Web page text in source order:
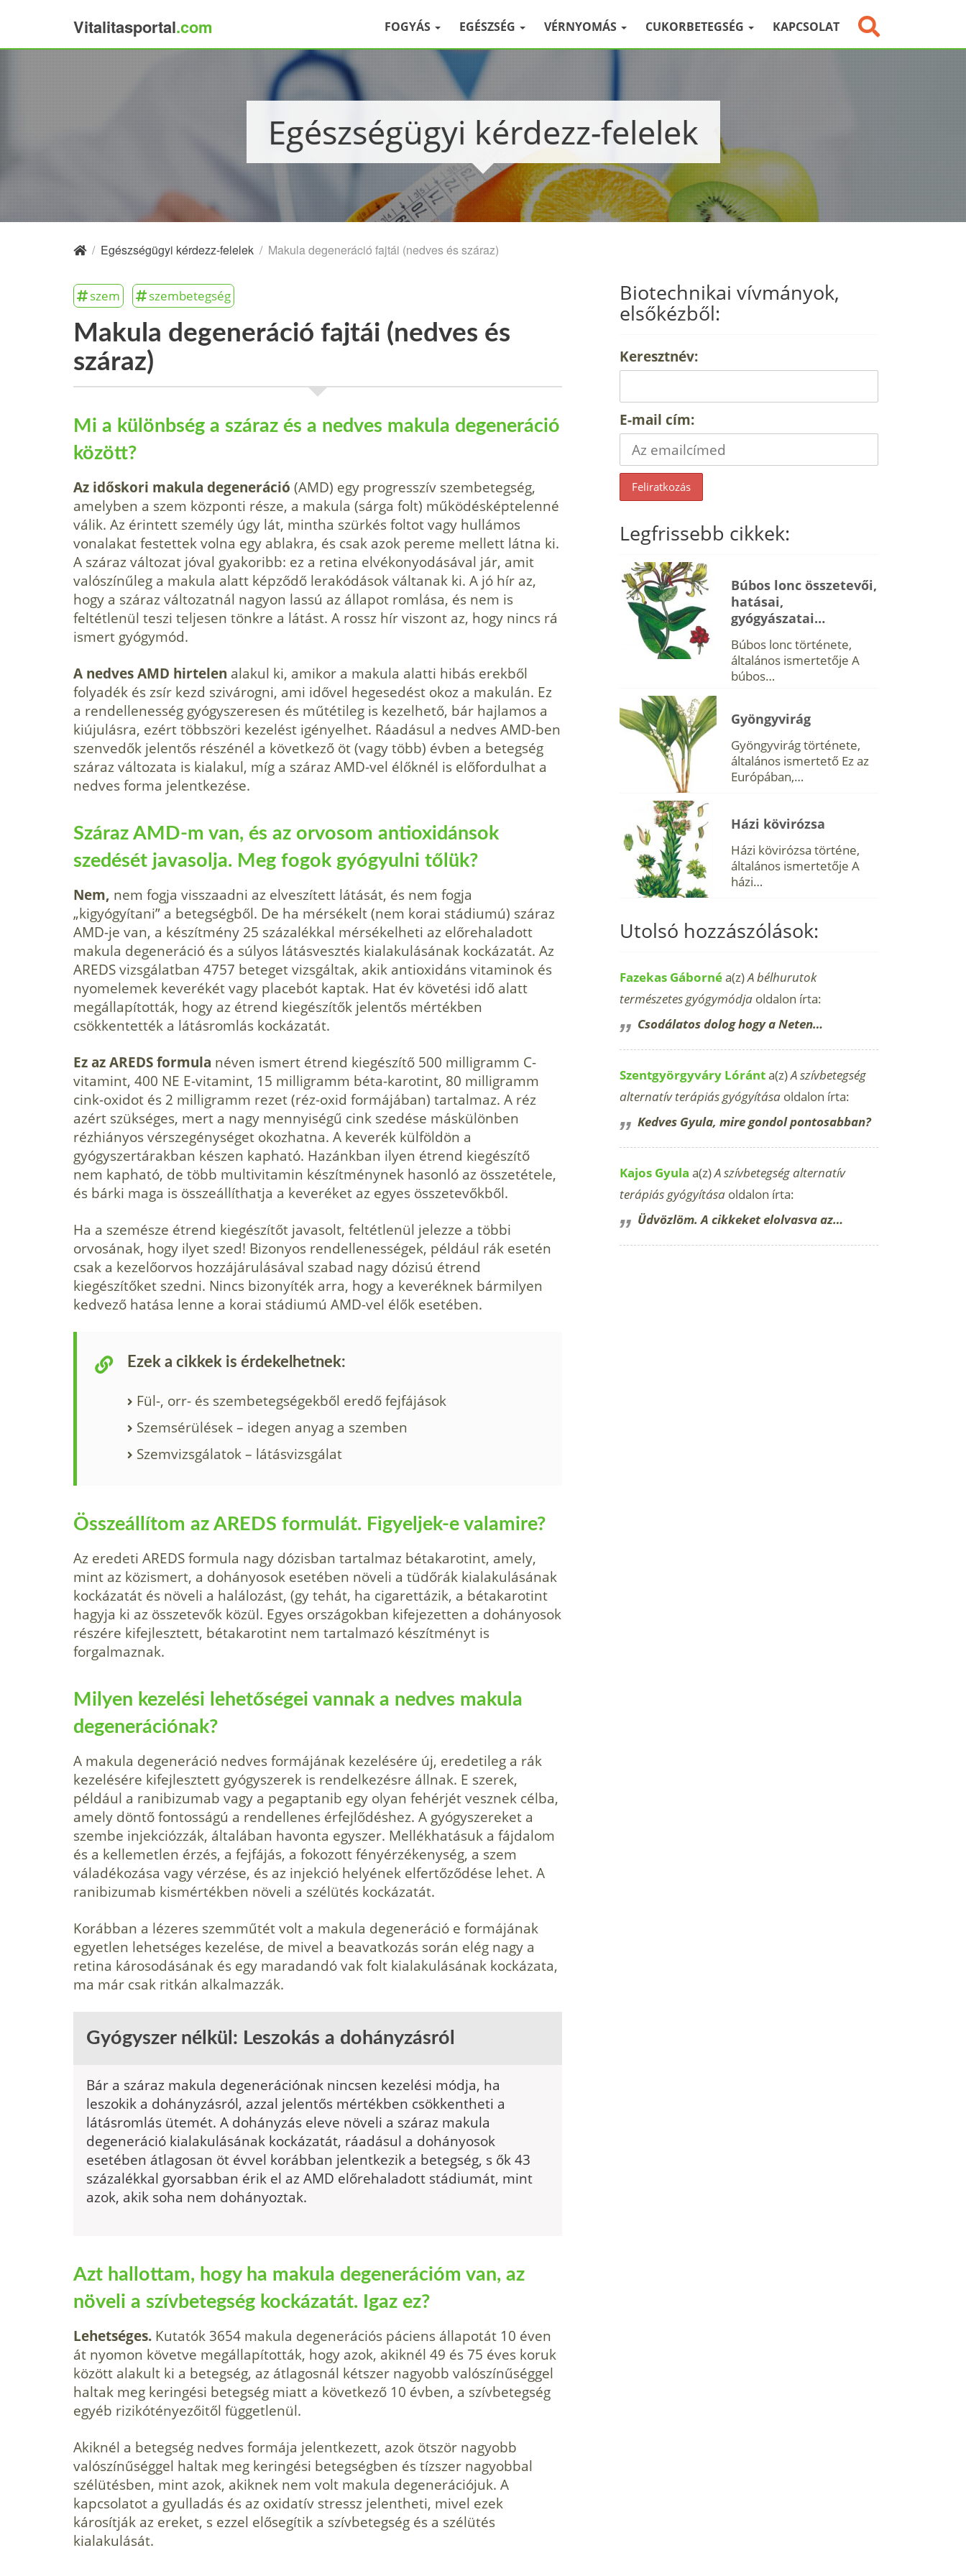
Vitalitasportal.com FOGYÁS EGÉSZSÉG VÉRNYOMÁS CUKORBETEGSÉG KAPCSOLAT
Egészségügyi kérdezz-felelek
/ Egészségügyi kérdezz-felelek / Makula degeneráció fajtái (nedves és száraz)
szem szembetegség
Makula degeneráció fajtái (nedves és
száraz)
Mi a különbség a száraz és a nedves makula degeneráció
között?
Az időskori makula degeneráció (AMD) egy progresszív szembetegség,
amelyben a szem központi része, a makula (sárga folt) működésképtelenné
válik. Az érintett személy úgy lát, mintha szürkés foltot vagy hullámos
vonalakat festettek volna egy ablakra, és csak azok pereme mellett látna ki.
A száraz változat jóval gyakoribb: ez a retina elvékonyodásával jár, amit
valószínűleg a makula alatt képződő lerakódások váltanak ki. A jó hír az,
hogy a száraz változatnál nagyon lassú az állapot romlása, és nem is
feltétlenül teszi teljesen tönkre a látást. A rossz hír viszont az, hogy nincs rá
ismert gyógymód.
A nedves AMD hirtelen alakul ki, amikor a makula alatti hibás erekből
folyadék és zsír kezd szivárogni, ami idővel hegesedést okoz a makulán. Ez
a rendellenesség gyógyszeresen és műtétileg is kezelhető, bár hajlamos a
kiújulásra, ezért többszöri kezelést igényelhet. Ráadásul a nedves AMD-ben
szenvedők jelentős részénél a következő öt (vagy több) évben a betegség
száraz változata is kialakul, míg a száraz AMD-vel élőknél is előfordulhat a
nedves forma jelentkezése.
Száraz AMD-m van, és az orvosom antioxidánsok
szedését javasolja. Meg fogok gyógyulni tőlük?
Nem, nem fogja visszaadni az elveszített látását, és nem fogja
„kigyógyítani” a betegségből. De ha mérsékelt (nem korai stádiumú) száraz
AMD-je van, a készítmény 25 százalékkal mérsékelheti az előrehaladott
makula degeneráció és a súlyos látásvesztés kialakulásának kockázatát. Az
AREDS vizsgálatban 4757 beteget vizsgáltak, akik antioxidáns vitaminok és
nyomelemek keverékét vagy placebót kaptak. Hat év követési idő alatt
megállapították, hogy az étrend kiegészítők jelentős mértékben
csökkentették a látásromlás kockázatát.
Ez az AREDS formula néven ismert étrend kiegészítő 500 milligramm C-
vitamint, 400 NE E-vitamint, 15 milligramm béta-karotint, 80 milligramm
cink-oxidot és 2 milligramm rezet (réz-oxid formájában) tartalmaz. A réz
azért szükséges, mert a nagy mennyiségű cink szedése máskülönben
rézhiányos vérszegénységet okozhatna. A keverék külföldön a
gyógyszertárakban készen kapható. Hazánkban ilyen étrend kiegészítő
nem kapható, de több multivitamin készítménynek hasonló az összetétele,
és bárki maga is összeállíthatja a keveréket az egyes összetevőkből.
Ha a szemésze étrend kiegészítőt javasolt, feltétlenül jelezze a többi
orvosának, hogy ilyet szed! Bizonyos rendellenességek, például rák esetén
csak a kezelőorvos hozzájárulásával szabad nagy dózisú étrend
kiegészítőket szedni. Nincs bizonyíték arra, hogy a keveréknek bármilyen
kedvező hatása lenne a korai stádiumú AMD-vel élők esetében.
Ezek a cikkek is érdekelhetnek:
Fül-, orr- és szembetegségekből eredő fejfájások
Szemsérülések – idegen anyag a szemben
Szemvizsgálatok – látásvizsgálat
Összeállítom az AREDS formulát. Figyeljek-e valamire?
Az eredeti AREDS formula nagy dózisban tartalmaz bétakarotint, amely,
mint az közismert, a dohányosok esetében növeli a tüdőrák kialakulásának
kockázatát és növeli a halálozást, (gy tehát, ha cigarettázik, a bétakarotint
hagyja ki az összetevők közül. Egyes országokban kifejezetten a dohányosok
részére kifejlesztett, bétakarotint nem tartalmazó készítményt is
forgalmaznak.
Milyen kezelési lehetőségei vannak a nedves makula
degenerációnak?
A makula degeneráció nedves formájának kezelésére új, eredetileg a rák
kezelésére kifejlesztett gyógyszerek is rendelkezésre állnak. E szerek,
például a ranibizumab vagy a pegaptanib egy olyan fehérjét vesznek célba,
amely döntő fontosságú a rendellenes érfejlődéshez. A gyógyszereket a
szembe injekciózzák, általában havonta egyszer. Mellékhatásuk a fájdalom
és a kellemetlen érzés, a fejfájás, a fokozott fényérzékenység, a szem
váladékozása vagy vérzése, és az injekció helyének elfertőződése lehet. A
ranibizumab kismértékben növeli a szélütés kockázatát.
Korábban a lézeres szemműtét volt a makula degeneráció e formájának
egyetlen lehetséges kezelése, de mivel a beavatkozás során elég nagy a
retina károsodásának és egy maradandó vak folt kialakulásának kockázata,
ma már csak ritkán alkalmazzák.
Gyógyszer nélkül: Leszokás a dohányzásról
Bár a száraz makula degenerációnak nincsen keze­lési módja, ha
leszokik a dohányzásról, azzal jelen­tős mértékben csökkentheti a
látásromlás ütemét. A dohányzás eleve növeli a száraz makula
degeneráció kialakulásának kockázatát, ráadásul a dohá­nyosok
esetében átlagosan öt évvel korábban jelent­kezik a betegség, s ők 43
százalékkal gyorsabban érik el az AMD előrehaladott stádiumát, mint
azok, akik soha nem dohányoztak.
Azt hallottam, hogy ha makula degenerációm van, az
növeli a szívbetegség kockázatát. Igaz ez?
Lehetséges. Kutatók 3654 makula degenerációs páciens állapotát 10 éven
át nyomon követve megállapították, hogy azok, akiknél 49 és 75 éves koruk
között alakult ki a betegség, az átlagosnál kétszer nagyobb valószínűséggel
haltak meg keringési betegség miatt a következő 10 évben, a szívbetegség
egyéb rizikótényezőitől függetlenül.
Akiknél a betegség nedves formája jelentkezett, azok ötször nagyobb
valószínűséggel haltak meg keringési betegségben és tízszer nagyobbal
szélütésben, mint azok, akiknek nem volt makula degenerációjuk. A
kapcsolatot a gyulladás és az oxidatív stressz jelentheti, mivel ezek
károsítják az ereket, s ezzel elősegítik a szívbetegség és a szélütés
kialakulását.
Biotechnikai vívmányok,
elsőkézből:
Keresztnév:
E-mail cím:
Legfrissebb cikkek:
Búbos lonc összetevői,
hatásai,
gyógyászatai…
Búbos lonc története,
általános ismertetője A
búbos…
Gyöngyvirág
Gyöngyvirág története,
általános ismertető Ez az
Európában,…
Házi kövirózsa
Házi kövirózsa történe,
általános ismertetője A
házi…
Utolsó hozzászólások:
Fazekas Gábornéa(z)A bélhurutok
természetes gyógymódja oldalon írta:
Csodálatos dolog hogy a Neten…
Szentgyörgyváry Lóránta(z)A szívbetegség
alternatív terápiás gyógyítása oldalon írta:
Kedves Gyula, mire gondol pontosabban?
Kajos Gyula a(z)A szívbetegség alternatív
terápiás gyógyítása oldalon írta:
Üdvözlöm. A cikkeket elolvasva az…
×